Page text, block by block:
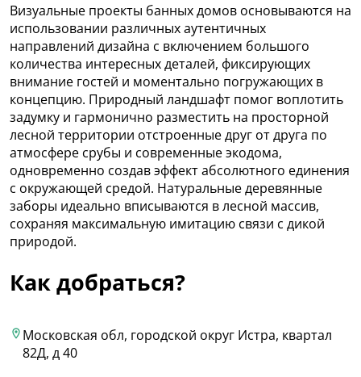
Визуальные проекты банных домов основываются на
использовании различных аутентичных
направлений дизайна с включением большого
количества интересных деталей, фиксирующих
внимание гостей и моментально погружающих в
концепцию. Природный ландшафт помог воплотить
задумку и гармонично разместить на просторной
лесной территории отстроенные друг от друга по
атмосфере срубы и современные экодома,
одновременно создав эффект абсолютного единения
с окружающей средой. Натуральные деревянные
заборы идеально вписываются в лесной массив,
сохраняя максимальную имитацию связи с дикой
природой.
Как добраться?
Московская обл, городской округ Истра, квартал
82Д, д 40